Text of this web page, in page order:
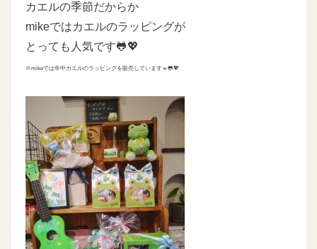
カエルの季節だからか
mikeではカエルのラッピングが
とっても人気です🐸💖
※mikeでは年中カエルのラッピングを販売していますｗ🐸💖